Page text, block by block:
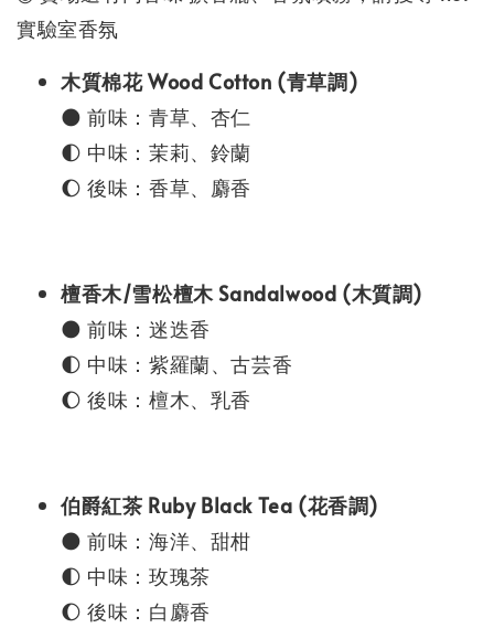
實驗室香氛
木質棉花 Wood Cotton (青草調)
🌑 前味：青草、杏仁
🌓 中味：茉莉、鈴蘭
🌔 後味：香草、麝香
檀香木/雪松檀木 Sandalwood (木質調)
🌑 前味：迷迭香
🌓 中味：紫羅蘭、古芸香
🌔 後味：檀木、乳香
伯爵紅茶 Ruby Black Tea (花香調)
🌑 前味：海洋、甜柑
🌓 中味：玫瑰茶
🌔 後味：白麝香